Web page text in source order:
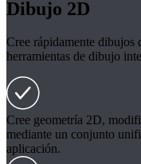
Dibujo 2D
Cree rápidamente dibujos
herramientas de dibujo
Cree geometría 2D,
mediante un conjunto
aplicación.